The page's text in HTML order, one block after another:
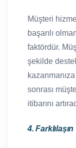
Müşteri
başarılı
faktördür.
şekilde
sonrası
itibarını
4. Farklılaşın